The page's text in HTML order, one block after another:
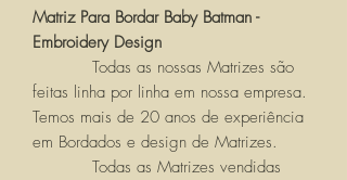
Matriz Para Bordar Baby Batman -
Embroidery Design
Todas as nossas Matrizes são
feitas linha por linha em nossa empresa.
Temos mais de 20 anos de experiência
em Bordados e design de Matrizes.
Todas as Matrizes vendidas